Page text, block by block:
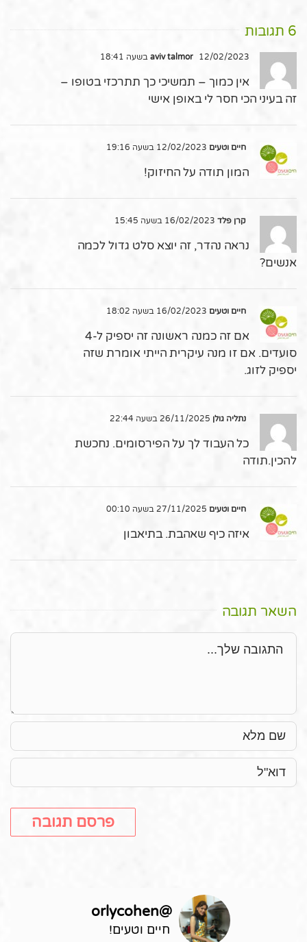
6 תגובות
aviv talmor 12/02/2023 בשעה 18:41
אין כמוך – תמשיכי כך תתרכזי בטופו –
זה בעיני הכי חסר לי באופן אישי
חיים וטעים
המון תודה על החיזוק!
קרן פלד
נראה נהדר, זה יוצא סלט גדול לכמה
אנשים?
חיים וטעים
אם זה כמנה ראשונה זה יספיק ל-4
סועדים. אם זו מנה עיקרית הייתי אומרת שזה
יספיק לזוג.
נתליה גולן
כל העבוד לך על הפירסומים. נחכשת
להכין.תודה
חיים וטעים
איזה כיף שאהבת. בתיאבון
השאר תגובה
תגובה
@
orlycohen
חיים וטעים!